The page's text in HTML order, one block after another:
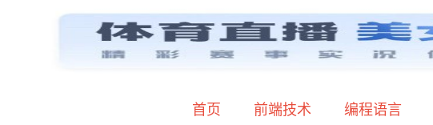
首页 前端技术 编程语言